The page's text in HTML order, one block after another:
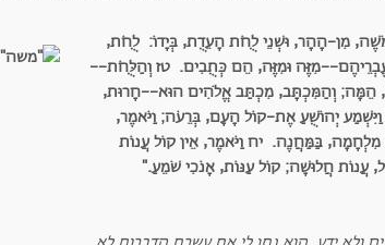
מֹשֶׁה, מִן-הָהָר, וּשְׁנֵי לֻחֹת הָעֵדֻת, בְּיָדוֹ: לֻחֹת,
מִזֶּה וּמִזֶּה, הֵם כְּתֻבִים. טז וְהַלֻּחֹת--
הֵמָּה; וְהַמִּכְתָּב, מִכְתַּב אֱלֹהִים הוּא--חָרוּת,
יְהוֹשֻׁעַ אֶת-קוֹל הָעָם, בְּרֵעֹה; וַיֹּאמֶר,
בַּמַּחֲנֶה. יח וַיֹּאמֶר, אֵין קוֹל עֲנוֹת
עֲנוֹת חֲלוּשָׁה; קוֹל עַנּוֹת, אָנֹכִי שֹׁמֵעַ."